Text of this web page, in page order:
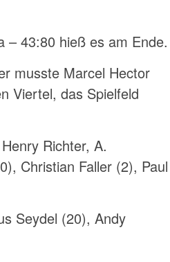
– 43:80 hieß es am Ende.
musste Marcel Hector
Viertel, das Spielfeld
Richter, A.
Christian Faller (2), Paul
Seydel (20), Andy